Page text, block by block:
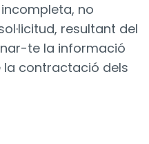
no
resultant del
te la informació
la contractació dels